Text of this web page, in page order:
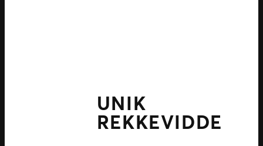
UNIK
REKKEVIDDE